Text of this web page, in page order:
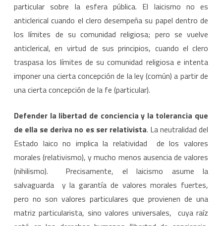
particular sobre la esfera pública. El laicismo no es
anticlerical cuando el clero desempeña su papel dentro de
los límites de su comunidad religiosa; pero se vuelve
anticlerical, en virtud de sus principios, cuando el clero
traspasa los límites de su comunidad religiosa e intenta
imponer una cierta concepción de la ley (común) a partir de
una cierta concepción de la fe (particular).
Defender la libertad de conciencia y la tolerancia que
de ella se deriva no es ser relativista. La neutralidad del
Estado laico no implica la relatividad de los valores
morales (relativismo), y mucho menos ausencia de valores
(nihilismo). Precisamente, el laicismo asume la
salvaguarda y la garantía de valores morales fuertes,
pero no son valores particulares que provienen de una
matriz particularista, sino valores universales, cuya raíz